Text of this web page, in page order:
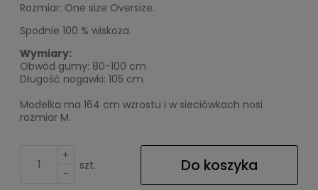
Rozmiar: One size Oversize.
Spodnie 100 % wiskoza.
Wymiary:
Obwód gumy: 80-100 cm
Długość nogawki: 105 cm
Modelka ma 164 cm wzrostu i w sieciówkach nosi
rozmiar M.
+
-
szt. Do koszyka